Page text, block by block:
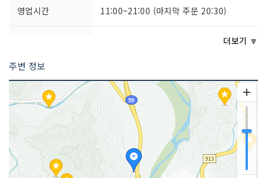
영업시간 11:00~21:00 (마지막 주문 20:30)
쉬는날
취급 메뉴
자몽블랙티 / 꽃차 / 아메리카노 / 카페라
떼 등
인허가번호 20180573135
더보기 🔽
주변 정보